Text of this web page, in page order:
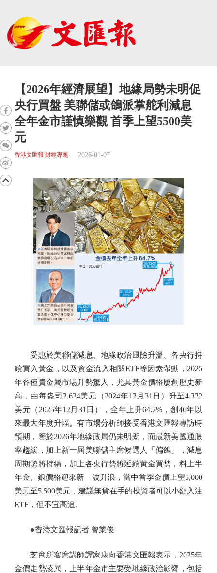
【2026年經濟展望】地緣局勢未明促
央行買盤 美聯儲或鴿派掌舵利減息
全年金市謹慎樂觀 首季上望5500美
元
香港文匯報 財經專題 2026-01-07
受惠於美聯儲減息、地緣政治風險升溫、各央行持
續買入黃金，以及資金流入相關ETF等因素帶動，2025
年各種貴金屬市場升勢驚人，尤其黃金價格屢創歷史新
高，由每盎司2,624美元（2024年12月31日）升至4,322
美元（2025年12月31日），全年上升64.7%，創46年以
來最大年度升幅。有市場分析師接受香港文匯報專訪時
預期，鑒於2026年地緣政局仍未明朗，而最新美國通脹
率趨緩，加上新一屆美聯儲主席候選人「偏鴿」，減息
周期勢將持續，加上各央行勢將延續黃金買勢，料上半
年金、銀價格迎來新一波升浪，當中首季金價上望5,000
美元至5,500美元，建議無貨在手的投資者可以小額入注
ETF，但不宜高追。
●香港文匯報記者 曾業俊
芝商所客席講師譚家康向香港文匯報表示，2025年
金價走勢凌厲，上半年金市主要受地緣政治影響，包括